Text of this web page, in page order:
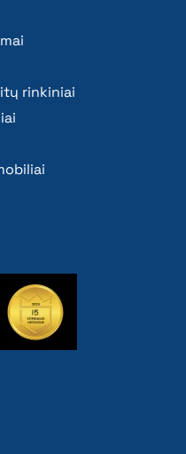
rinkiniai